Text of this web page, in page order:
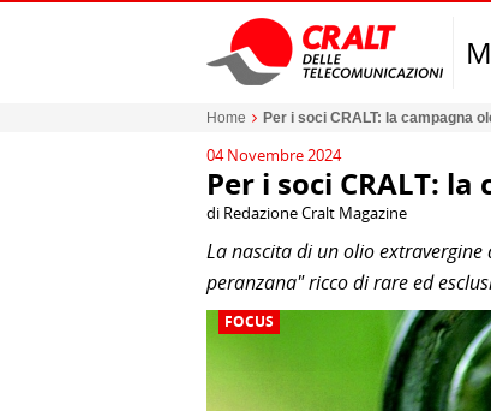
Home Per i soci CRALT: la campagna
04 Novembre 2024
Per i soci CRALT:
di Redazione Cralt Magazine
La nascita di un olio
peranzana" ricco di rare ed
FOCUS